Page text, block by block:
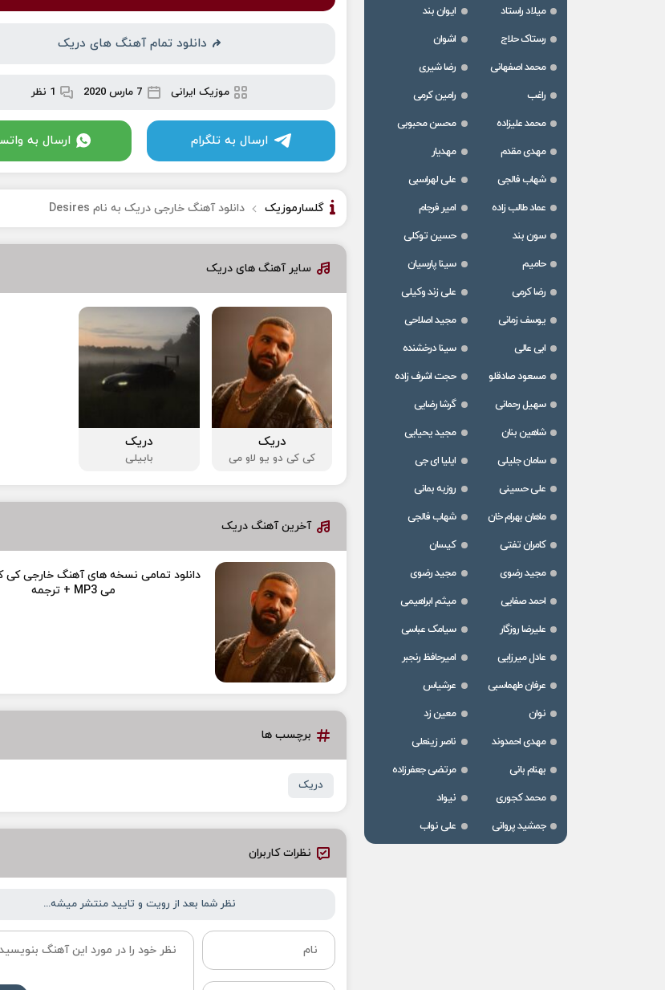
دانلود تمام آهنگ های دریک
موزیک ایرانی 7 مارس 2020 1 نظر
ارسال به تلگرام ارسال به
گلسارموزیک دانلود آهنگ خارجی دریک به نام Desires
سایر آهنگ های دریک
دریک
کی کی دو یو لاو می
دریک
بابیلی
آخرین آهنگ دریک
دانلود تمامی نسخه های آهنگ خارجی کی
می MP3 + ترجمه
برچسب ها
دریک
نظرات کاربران
نظر شما بعد از رویت و تایید منتشر میشه...
میلاد راستاد
ایوان بند
رستاک حلاج
اشوان
محمد اصفهانی
رضا شیری
راغب
رامین کرمی
محمد علیزاده
محسن محبوبی
مهدی مقدم
مهدیار
شهاب فالجی
علی لهراسبی
عماد طالب زاده
امیر فرجام
سون بند
حسین توکلی
حامیم
سینا پارسیان
رضا کرمی
علی زند وکیلی
یوسف زمانی
مجید اصلاحی
ابی عالی
سینا درخشنده
مسعود صادقلو
حجت اشرف زاده
سهیل رحمانی
گرشا رضایی
شاهین بنان
مجید یحیایی
سامان جلیلی
ایلیا ای جی
علی حسینی
روزبه بمانی
ماهان بهرام خان
شهاب فالجی
کامران تفتی
کیسان
مجید رضوی
مجید رضوی
احمد صفایی
میثم ابراهیمی
علیرضا روزگار
سیامک عباسی
عادل میرزایی
امیرحافظ رنجبر
عرفان طهماسبی
عرشیاس
نوان
معین زد
مهدی احمدوند
ناصر زینعلی
بهنام بانی
مرتضی جعفرزاده
محمد کجوری
نیواد
جمشید پروانی
علی نواب